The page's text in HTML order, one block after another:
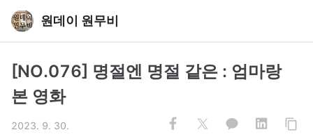
원데이 원무비
[NO.076] 명절엔 명절 같은 : 엄마랑
본 영화
2023. 9. 30.